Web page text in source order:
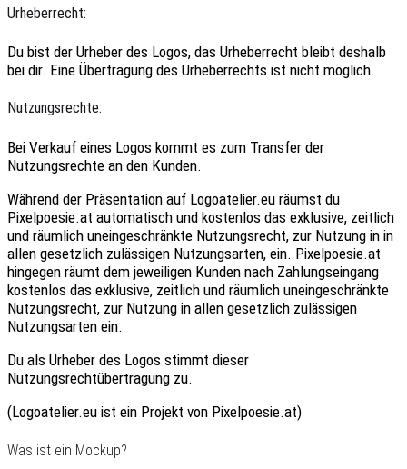
Urheberrecht:
Du bist der Urheber des Logos, das Urheberrecht bleibt deshalb
bei dir. Eine Übertragung des Urheberrechts ist nicht möglich.
Nutzungsrechte:
Bei Verkauf eines Logos kommt es zum Transfer der
Nutzungsrechte an den Kunden.
Während der Präsentation auf Logoatelier.eu räumst du
Pixelpoesie.at automatisch und kostenlos das exklusive, zeitlich
und räumlich uneingeschränkte Nutzungsrecht, zur Nutzung in in
allen gesetzlich zulässigen Nutzungsarten, ein. Pixelpoesie.at
hingegen räumt dem jeweiligen Kunden nach Zahlungseingang
kostenlos das exklusive, zeitlich und räumlich uneingeschränkte
Nutzungsrecht, zur Nutzung in allen gesetzlich zulässigen
Nutzungsarten ein.
Du als Urheber des Logos stimmt dieser
Nutzungsrechtübertragung zu.
(Logoatelier.eu ist ein Projekt von Pixelpoesie.at)
Was ist ein Mockup?